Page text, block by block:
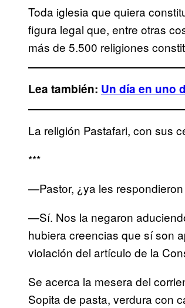
Toda iglesia que quiera
figura legal que, entre otras
más de 5.500 religiones
Lea también: Un día en uno
La religión Pastafari, con sus
***
—Pastor, ¿ya les
—Sí. Nos la negaron
hubiera creencias que sí son
violación del artículo de la
Se acerca la mesera del
Sopita de pasta, verdura con